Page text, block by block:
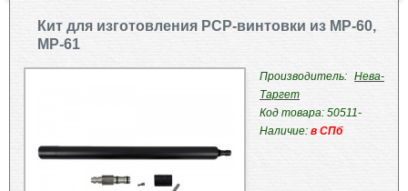
Кит для изготовления PCP-винтовки из МР-60,
МР-61
Производитель: Нева-
Таргет
Код товара: 50511-
Наличие: в СПб